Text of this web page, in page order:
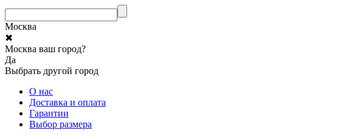
Москва
✖
Москва ваш город?
Да
Выбрать другой город
О нас
Доставка и оплата
Гарантии
Выбор размера